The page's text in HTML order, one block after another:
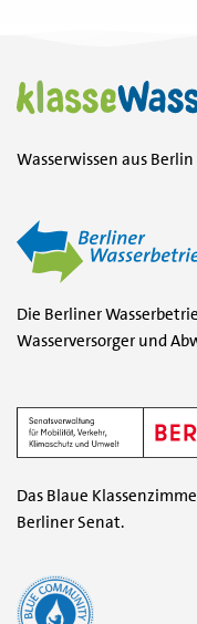
Wasserwissen aus
Die Berliner
Wasserversorger und
Das Blaue
Berliner Senat.